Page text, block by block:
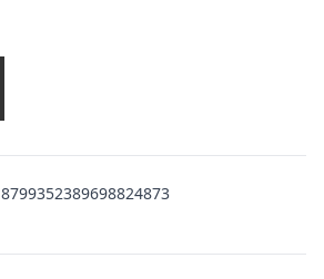
8799352389698824873